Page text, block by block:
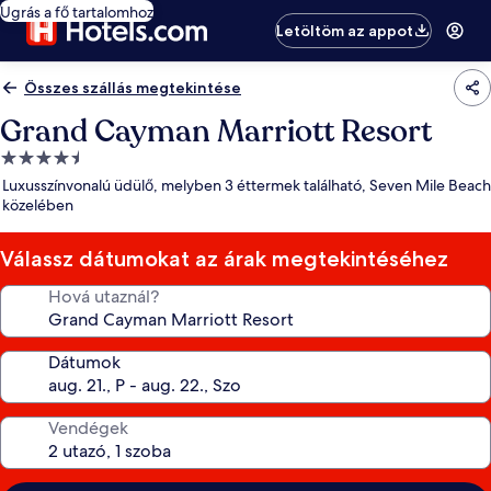
Ugrás a fő tartalomhoz
Letöltöm az appot
Összes szállás megtekintése
Grand Cayman Marriott Resort
4.5
csillagos
szálláshely
Luxusszínvonalú üdülő, melyben 3 éttermek található, Seven Mile Beach
közelében
Válassz dátumokat az árak megtekintéséhez
Hová utaznál?
Dátumok
Vendégek